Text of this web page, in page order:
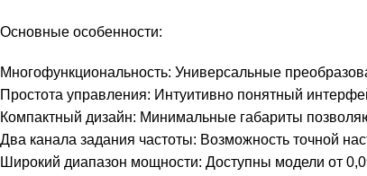
Основные особенности:
Многофункциональность: Универсальные
Простота управления: Интуитивно понятный
Компактный дизайн: Минимальные габариты
Два канала задания частоты: Возможность точной
Широкий диапазон мощности: Доступны модели от